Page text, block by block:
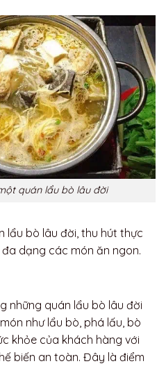
quán lẩu bò lâu đời
lẩu bò lâu đời, thu hút thực
dạng các món ăn ngon.
những quán lẩu bò lâu đời
như lẩu bò, phá lấu, bò
khỏe của khách hàng với
biến an toàn. Đây là điểm